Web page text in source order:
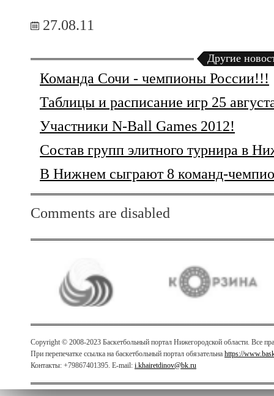
27.08.11
Другие
Команда Сочи - чемпионы России!!!
Таблицы и расписание игр 25
Участники N-Ball Games 2012!
Состав групп элитного турнира в
В Нижнем сыграют 8 команд-
Comments are disabled
Copyright © 2008-2023 Баскетбольный портал Нижегородской области. Все
При перепечатке ссылка на баскетбольный портал обязательна https://
Контакты: +79867401395. E-mail: i.khairetdinov@bk.ru